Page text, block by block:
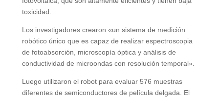
toxicidad.
Los investigadores crearon «un sistema de medición
robótico único que es capaz de realizar espectroscopia
de fotoabsorción, microscopía óptica y análisis de
conductividad de microondas con resolución temporal».
Luego utilizaron el robot para evaluar 576 muestras
diferentes de semiconductores de película delgada. El